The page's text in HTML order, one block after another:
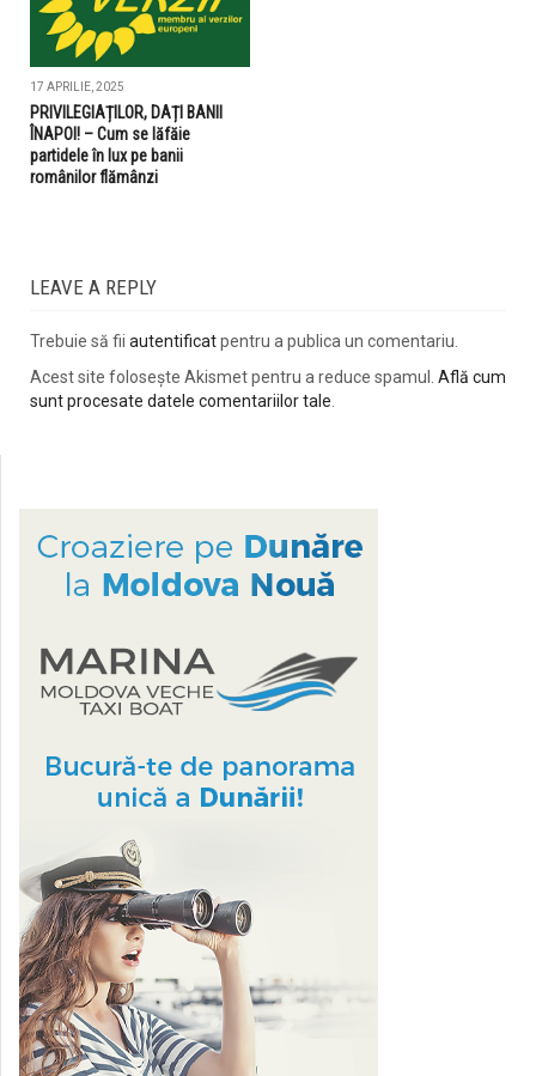
17 APRILIE, 2025
PRIVILEGIAȚILOR, DAȚI BANII
ÎNAPOI! – Cum se lăfăie
partidele în lux pe banii
românilor flămânzi
LEAVE A REPLY
Trebuie să fii autentificatpentru a publica un comentariu.
Acest site folosește Akismet pentru a reduce spamul. Află cum
sunt procesate datele comentariilor tale.